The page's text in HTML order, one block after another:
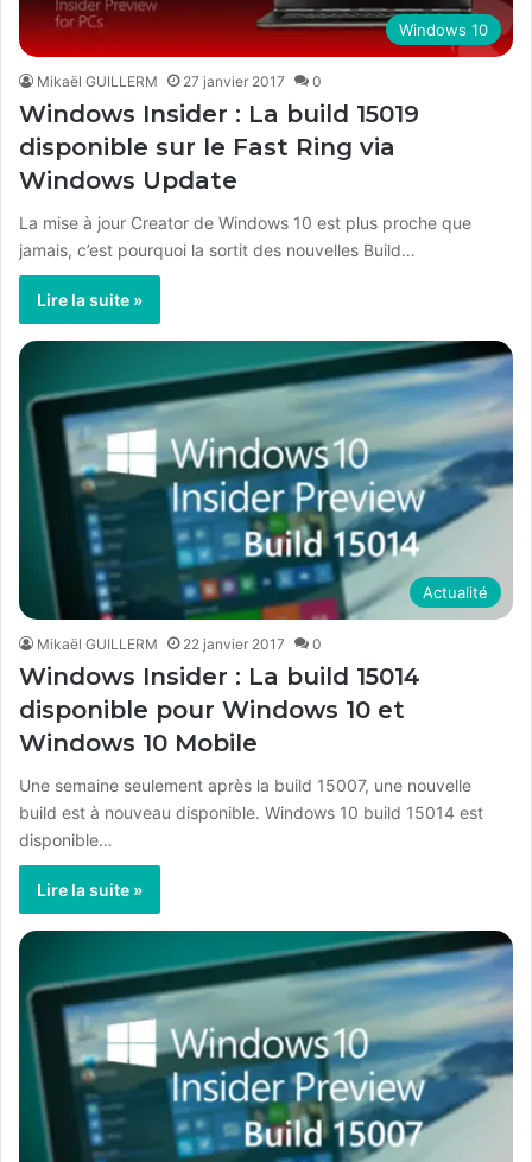
Windows 10
Mikaël GUILLERM 27 janvier 2017 0
Windows Insider : La build 15019
disponible sur le Fast Ring via
Windows Update
La mise à jour Creator de Windows 10 est plus proche que
jamais, c’est pourquoi la sortit des nouvelles Build…
Lire la suite »
Actualité
Mikaël GUILLERM 22 janvier 2017 0
Windows Insider : La build 15014
disponible pour Windows 10 et
Windows 10 Mobile
Une semaine seulement après la build 15007, une nouvelle
build est à nouveau disponible. Windows 10 build 15014 est
disponible…
Lire la suite »